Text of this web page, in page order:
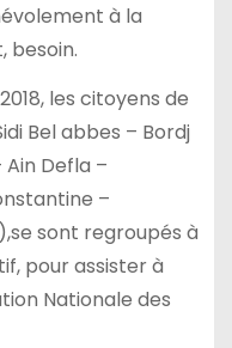
à la
besoin.
les citoyens de
Bel abbes – Bordj
Defla –
–
sont regroupés à
pour assister à
Nationale des